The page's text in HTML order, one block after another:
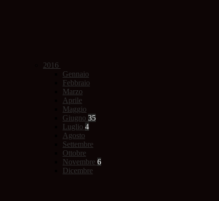
2016
Gennaio
Febbraio
Marzo
Aprile
Maggio
Giugno 35
Luglio 4
Agosto
Settembre
Ottobre
Novembre 6
Dicembre